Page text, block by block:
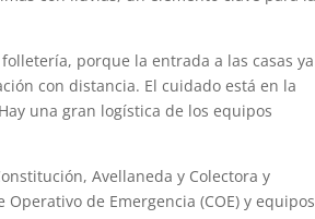
porque la entrada a las casas
con distancia. El cuidado está en la
una gran logística de los equipos
Avellaneda y Colectora y
de Emergencia (COE) y